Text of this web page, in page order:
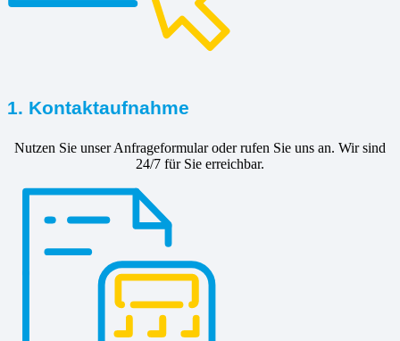
1. Kontaktaufnahme
Nutzen Sie unser Anfrageformular oder rufen Sie uns an. Wir sind
24/7 für Sie erreichbar.